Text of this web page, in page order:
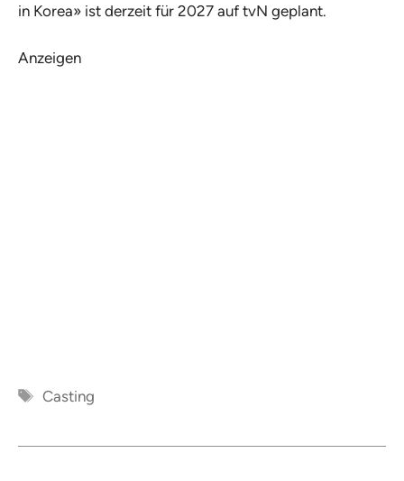
in Korea» ist derzeit für 2027 auf tvN geplant.
Anzeigen
Schlagwörter
Casting